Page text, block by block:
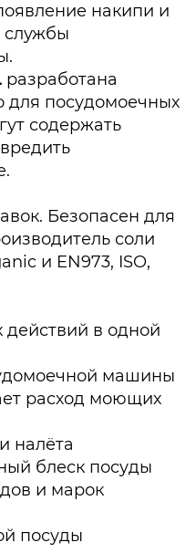
накипи и
службы
разработана
для посудомоечных
содержать
Безопасен для
соли
и EN973, ISO,
в одной
машины
расход моющих
налёта
блеск посуды
и марок
посуды